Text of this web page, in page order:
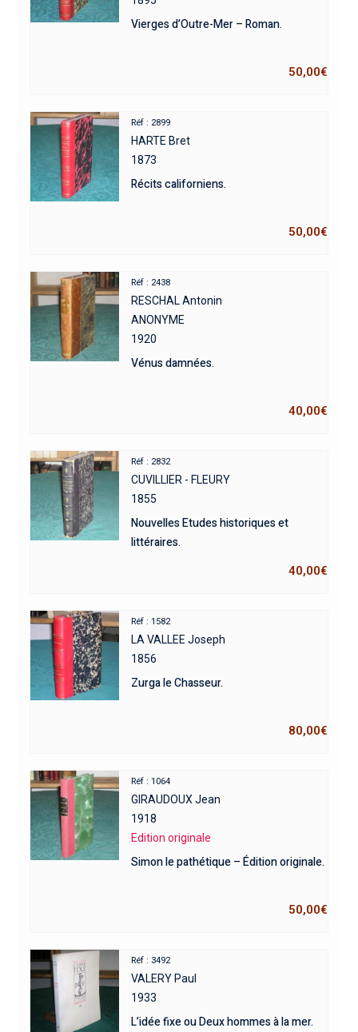
Vierges d’Outre-Mer – Roman.
50,00€
Réf : 2899
HARTE Bret
1873
Récits californiens.
50,00€
Réf : 2438
RESCHAL Antonin
ANONYME
1920
Vénus damnées.
40,00€
Réf : 2832
CUVILLIER - FLEURY
1855
Nouvelles Etudes historiques et
littéraires.
40,00€
Réf : 1582
LA VALLEE Joseph
1856
Zurga le Chasseur.
80,00€
Réf : 1064
GIRAUDOUX Jean
1918
Edition originale
Simon le pathétique – Édition originale.
50,00€
Réf : 3492
VALERY Paul
1933
L’idée fixe ou Deux hommes à la mer.